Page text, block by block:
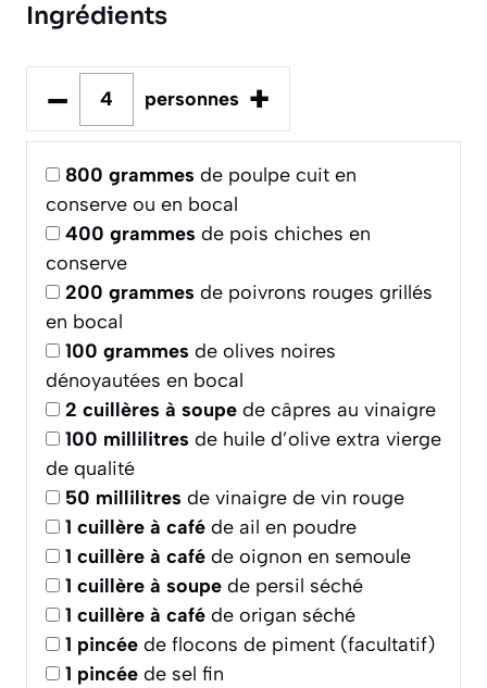
Ingrédients
– personnes +
800 grammes de poulpe cuit en
conserve ou en bocal
400 grammes de pois chiches en
conserve
200 grammes de poivrons rouges grillés
en bocal
100 grammes de olives noires
dénoyautées en bocal
2 cuillères à soupe de câpres au vinaigre
100 millilitres de huile d’olive extra vierge
de qualité
50 millilitres de vinaigre de vin rouge
1 cuillère à café de ail en poudre
1 cuillère à café de oignon en semoule
1 cuillère à soupe de persil séché
1 cuillère à café de origan séché
1 pincée de flocons de piment (facultatif)
1 pincée de sel fin